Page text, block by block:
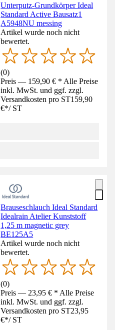
Unterputz-Grundkörper Ideal
Standard Active Bausatz1
A5948NU messing
Artikel wurde noch nicht
bewertet.
(0)
Preis — 159,90 € * Alle Preise
inkl. MwSt. und ggf. zzgl.
Versandkosten pro ST159,90
€*/ ST
Brauseschlauch Ideal Standard
Idealrain Atelier Kunststoff
1,25 m magnetic grey
BE125A5
Artikel wurde noch nicht
bewertet.
(0)
Preis — 23,95 € * Alle Preise
inkl. MwSt. und ggf. zzgl.
Versandkosten pro ST23,95
€*/ ST